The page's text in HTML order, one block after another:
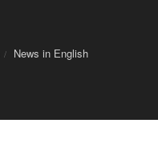
News in Еnglish